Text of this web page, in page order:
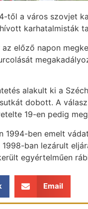
től a város szovjet
karhatalmisták
az előző napon
alakult ki a
dobott. A
19-en pedig
1994-ben emelt
ban lezárult
egyértelműen
Email